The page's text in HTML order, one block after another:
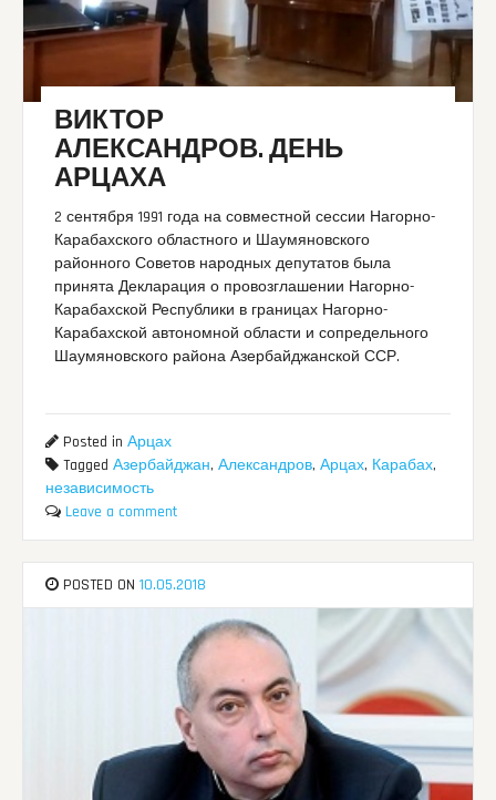
ВИКТОР
АЛЕКСАНДРОВ. ДЕНЬ
АРЦАХА
2 сентября 1991 года на совместной сессии Нагорно-
Карабахского областного и Шаумяновского
районного Советов народных депутатов была
принята Декларация о провозглашении Нагорно-
Карабахской Республики в границах Нагорно-
Карабахской автономной области и сопредельного
Шаумяновского района Азербайджанской ССР.
Posted inАрцах
TaggedАзербайджан,Александров,Арцах, Карабах,
независимость
Leave a comment
POSTED ON10.05.2018